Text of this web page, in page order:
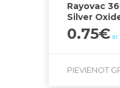
Rayovac
Silver
0.75€ ar
PIEVIENOT